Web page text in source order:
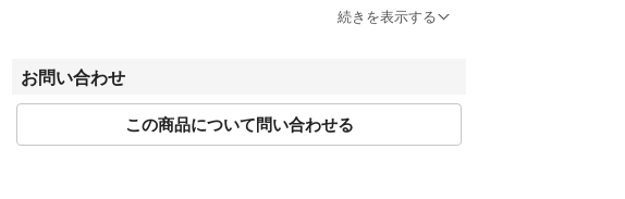
ブランドによってサイズ表記方法が様々です。必ず実寸サイズをご確
きましてはご容赦ください。
商品画像はできる限り現品を再現するよう心がけておりますが、ご利
続きを表示する
お問い合わせ
この商品について問い合わせる